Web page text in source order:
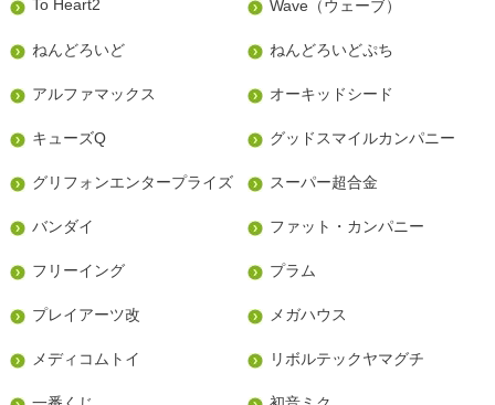
To Heart2 Wave（ウェーブ）
ねんどろいど ねんどろいどぷち
アルファマックス オーキッドシード
キューズQ グッドスマイルカンパニー
グリフォンエンタープライズ スーパー超合金
バンダイ ファット・カンパニー
フリーイング プラム
プレイアーツ改 メガハウス
メディコムトイ リボルテックヤマグチ